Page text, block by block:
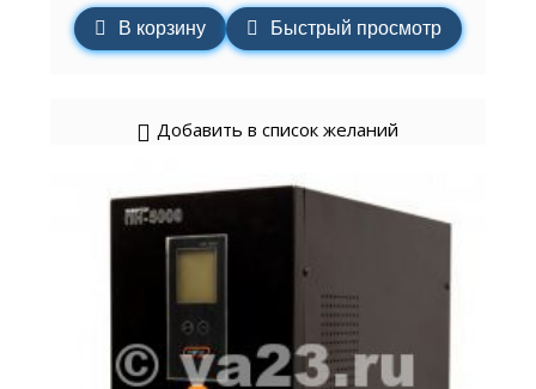
В корзину Быстрый просмотр
Добавить в список желаний